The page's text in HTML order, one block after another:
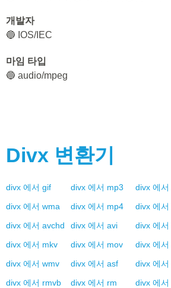
개발자
🔵 IOS/IEC
마임 타입
🔵 audio/mpeg
Divx 변환기
divx 에서 gif divx 에서 mp3 divx 에서
divx 에서 wma divx 에서 mp4 divx 에서
divx 에서 avchd divx 에서 avi divx 에서
divx 에서 mkv divx 에서 mov divx 에서
divx 에서 wmv divx 에서 asf divx 에서
divx 에서 rmvb divx 에서 rm divx 에서